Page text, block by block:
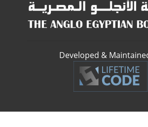
Developed &